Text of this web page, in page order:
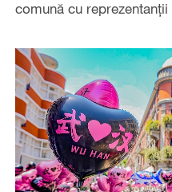
comună cu reprezentanții